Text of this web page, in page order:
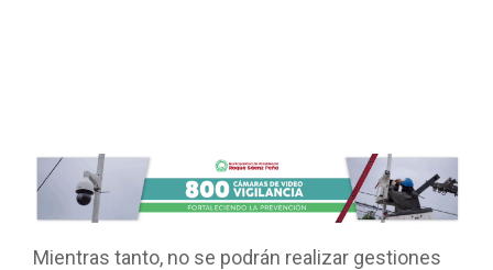
Mientras tanto, no se podrán realizar gestiones